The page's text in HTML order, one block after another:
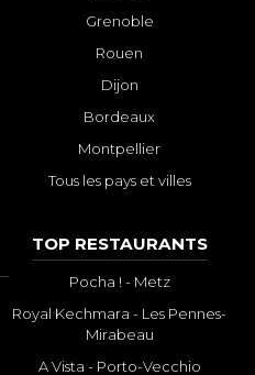
Grenoble
Rouen
Dijon
Bordeaux
Montpellier
Tous les pays et villes
TOP RESTAURANTS
Pocha ! - Metz
Royal Kechmara - Les Pennes-
Mirabeau
A Vista - Porto-Vecchio